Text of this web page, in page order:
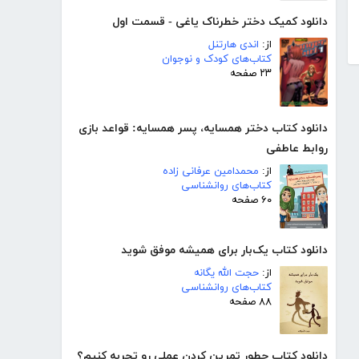
دانلود کمیک دختر خطرناک یاغی - قسمت اول
از: اندی هارتنل
کتاب‌های کودک و نوجوان
۲۳ صفحه
دانلود کتاب دختر همسایه، پسر همسایه: قواعد بازی
روابط عاطفی
از: محمدامین عرفانی زاده
کتاب‌های روانشناسی
۶۰ صفحه
دانلود کتاب یک‌بار برای همیشه موفق شوید
از: حجت الله یگانه
کتاب‌های روانشناسی
۸۸ صفحه